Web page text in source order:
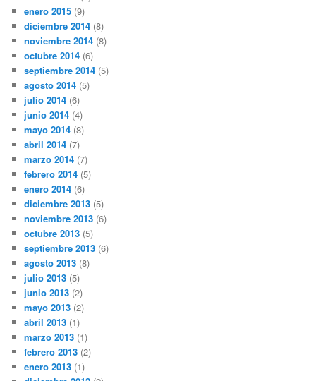
enero 2015 (9)
diciembre 2014 (8)
noviembre 2014 (8)
octubre 2014 (6)
septiembre 2014 (5)
agosto 2014 (5)
julio 2014 (6)
junio 2014 (4)
mayo 2014 (8)
abril 2014 (7)
marzo 2014 (7)
febrero 2014 (5)
enero 2014 (6)
diciembre 2013 (5)
noviembre 2013 (6)
octubre 2013 (5)
septiembre 2013 (6)
agosto 2013 (8)
julio 2013 (5)
junio 2013 (2)
mayo 2013 (2)
abril 2013 (1)
marzo 2013 (1)
febrero 2013 (2)
enero 2013 (1)